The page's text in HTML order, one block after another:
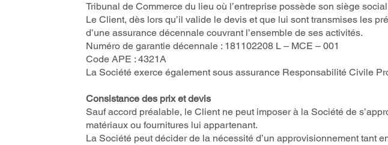
Tribunal de Commerce du lieu où l’entreprise possède son siège
Le Client, dès lors qu’il valide le devis et que lui sont transmises les
d’une assurance décennale couvrant l’ensemble de ses activités.
Numéro de garantie décennale : 181102208 L – MCE – 001
Code APE : 4321A
La Société exerce également sous assurance Responsabilité Civile
Consistance des prix et devis
Sauf accord préalable, le Client ne peut imposer à la Société de
matériaux ou fournitures lui appartenant.
La Société peut décider de la nécessité d’un approvisionnement tant